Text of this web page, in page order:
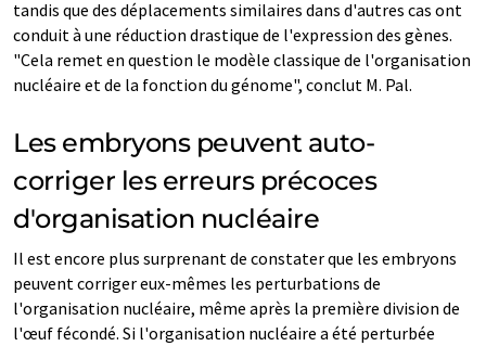
tandis que des déplacements similaires dans d'autres cas ont
conduit à une réduction drastique de l'expression des gènes.
"Cela remet en question le modèle classique de l'organisation
nucléaire et de la fonction du génome", conclut M. Pal.
Les embryons peuvent auto-
corriger les erreurs précoces
d'organisation nucléaire
Il est encore plus surprenant de constater que les embryons
peuvent corriger eux-mêmes les perturbations de
l'organisation nucléaire, même après la première division de
l'œuf fécondé. Si l'organisation nucléaire a été perturbée